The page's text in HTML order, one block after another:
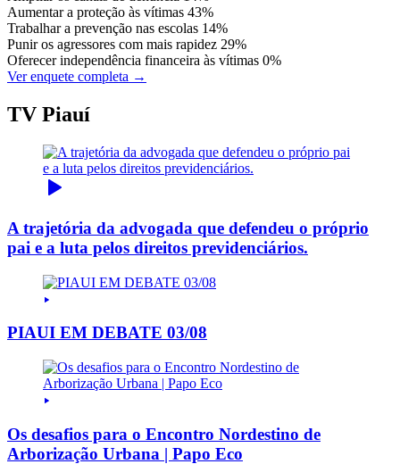
Aumentar a proteção às vítimas 43%
Trabalhar a prevenção nas escolas 14%
Punir os agressores com mais rapidez 29%
Oferecer independência financeira às vítimas 0%
Ver enquete completa →
TV Piauí
A trajetória da advogada que defendeu o próprio
pai e a luta pelos direitos previdenciários.
PIAUI EM DEBATE 03/08
Os desafios para o Encontro Nordestino de
Arborização Urbana | Papo Eco